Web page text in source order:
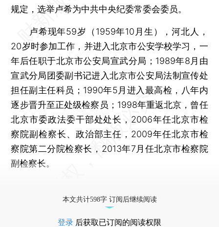
规定，选举卢希为中共中央纪委常委会委员。
卢希现年59岁（1959年10月生），河北人，
20岁时参加工作，并进入北京市公安学校学习，一
年后任职于北京市公安局宣武分局；1989年8月由
宣武分局团委副书记进入北京市公安局法制宣传处
担任副主任科员；1990年5月进入最高检，八年内
逐步晋升至正处级检察员；1998年重返北京，曾任
北京市委政法委干部处处长，2006年任北京市检
察院副检察长、政治部主任，2009年任北京市检
察院第二分院检察长，2013年7月任北京市检察院
副检察长。
本文共计598字 订阅后继续阅读
登录 后获取已订阅的阅读权限